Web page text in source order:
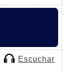
Escuchar